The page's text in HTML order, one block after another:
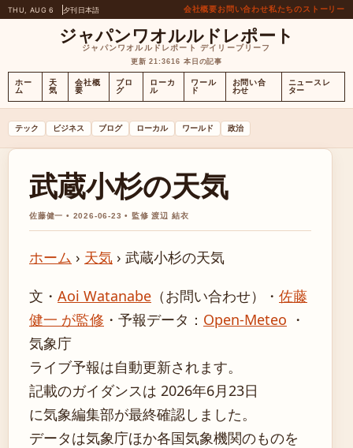
THU, AUG 6 夕刊日本語 会社概要お問い合わせ私たちのストーリー
ジャパンワオルルドレポート
ジャパンワオルルドレポート デイリーブリーフ
更新 21:3616 本日の記事
ホー
ム
天
気
会社概
要
ブロ
グ
ローカ
ル
ワール
ド
お問い合
わせ
ニュースレ
ター
テック ビジネス ブログ ローカル ワールド 政治
武蔵小杉の天気
佐藤健一 • 2026-06-23 • 監修 渡辺 結衣
ホーム › 天気 › 武蔵小杉の天気
文・ Aoi Watanabe （お問い合わせ） ・ 佐藤
健一 が監修 ・ 予報データ： Open-Meteo ・
気象庁
ライブ予報は自動更新されます。
記載のガイダンスは 2026年6月23日
に気象編集部が最終確認しました。
データは気象庁ほか各国気象機関のものを